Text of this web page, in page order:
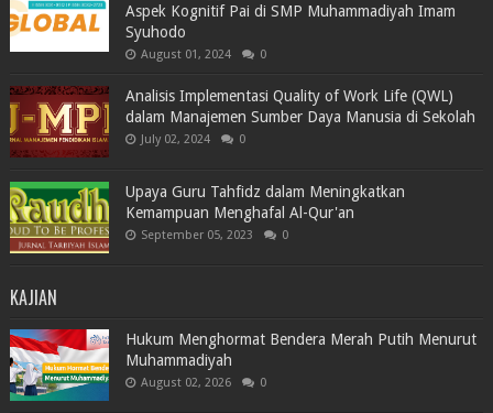
Aspek Kognitif Pai di SMP Muhammadiyah Imam
Syuhodo
August 01, 2024 0
Analisis Implementasi Quality of Work Life (QWL)
dalam Manajemen Sumber Daya Manusia di Sekolah
July 02, 2024 0
Upaya Guru Tahfidz dalam Meningkatkan
Kemampuan Menghafal Al-Qur'an
September 05, 2023 0
KAJIAN
Hukum Menghormat Bendera Merah Putih Menurut
Muhammadiyah
August 02, 2026 0